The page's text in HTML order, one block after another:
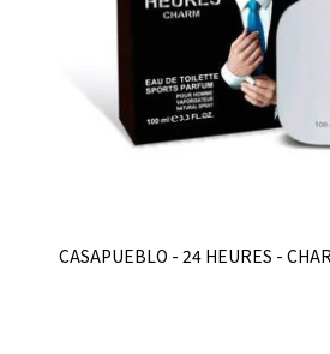
CASAPUEBLO - 24 HEURES -